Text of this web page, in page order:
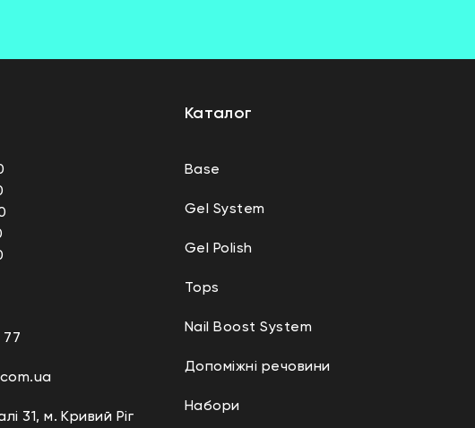
77
31, м. Кривий Ріг
Каталог
Base
Gel System
Gel Polish
Tops
Nail Boost System
Допоміжні речовини
Набори